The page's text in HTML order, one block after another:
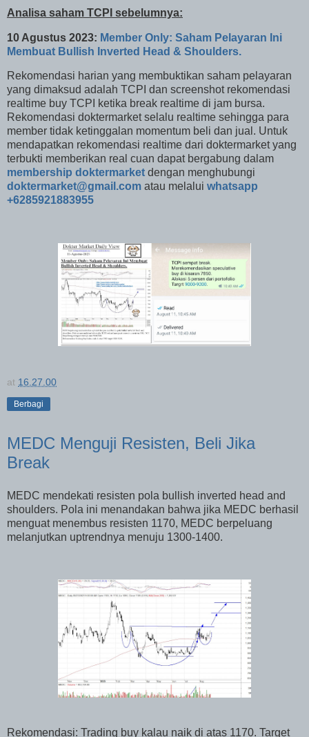
Analisa saham TCPI sebelumnya:
10 Agustus 2023: Member Only: Saham Pelayaran Ini
Membuat Bullish Inverted Head & Shoulders.
Rekomendasi harian yang membuktikan saham pelayaran
yang dimaksud adalah TCPI dan screenshot rekomendasi
realtime buy TCPI ketika break realtime di jam bursa.
Rekomendasi doktermarket selalu realtime sehingga para
member tidak ketinggalan momentum beli dan jual. Untuk
mendapatkan rekomendasi realtime dari doktermarket yang
terbukti memberikan real cuan dapat bergabung dalam
membership doktermarket dengan menghubungi
doktermarket@gmail.com atau melalui whatsapp
+6285921883955
at 16.27.00
Berbagi
MEDC Menguji Resisten, Beli Jika
Break
MEDC mendekati resisten pola bullish inverted head and
shoulders. Pola ini menandakan bahwa jika MEDC berhasil
menguat menembus resisten 1170, MEDC berpeluang
melanjutkan uptrendnya menuju 1300-1400.
Rekomendasi: Trading buy kalau naik di atas 1170. Target